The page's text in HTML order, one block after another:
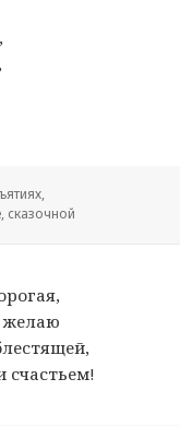
,
, сказочной
желаю
счастьем!